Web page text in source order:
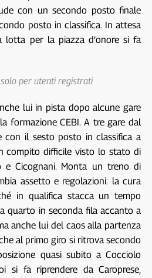
con un secondo posto finale
posto in classifica. In attesa
lotta per la piazza d’onore si fa
per utenti registrati
lui in pista dopo alcune gare
formazione CEBI. A tre gare dal
con il sesto posto in classifica a
compito difficile visto lo stato di
Cicognani. Monta un treno di
assetto e regolazioni: la cura
in qualifica stacca un tempo
quarto in seconda fila accanto a
anche lui del caos alla partenza
al primo giro si ritrova secondo
quasi subito a Cocciolo
si fa riprendere da Caroprese,